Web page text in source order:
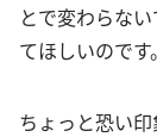
とで変わらな
てほしいのです。
ちょっと恐い